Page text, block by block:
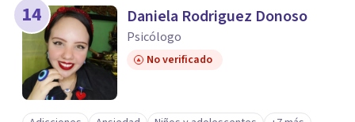
14 Daniela Rodriguez Donoso
Psicólogo
No verificado